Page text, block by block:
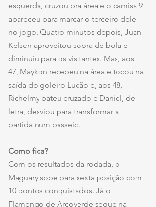
esquerda, cruzou pra área e o camisa 9
apareceu para marcar o terceiro dele
no jogo. Quatro minutos depois, Juan
Kelsen aproveitou sobra de bola e
diminuiu para os visitantes. Mas, aos
47, Maykon recebeu na área e tocou na
saída do goleiro Lucão e, aos 48,
Richelmy bateu cruzado e Daniel, de
letra, desviou para transformar a
partida num passeio.
Como fica?
Com os resultados da rodada, o
Maguary sobe para sexta posição com
10 pontos conquistados. Já o
Flamengo de Arcoverde segue na